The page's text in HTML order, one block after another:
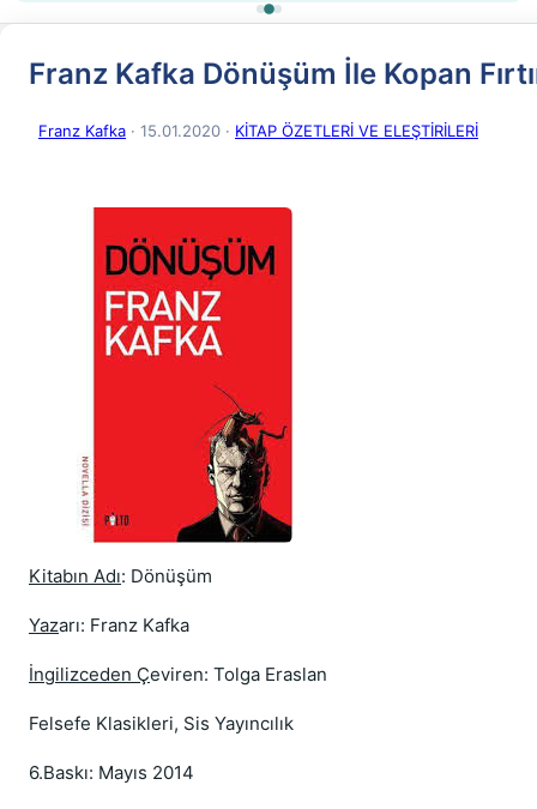
Franz Kafka Dönüşüm İle Kopan
Franz Kafka · 15.01.2020 · KİTAP ÖZETLERİ VE ELEŞTİRİLERİ
Kitabın Adı: Dönüşüm
Yazarı: Franz Kafka
İngilizceden Çeviren: Tolga Eraslan
Felsefe Klasikleri, Sis Yayıncılık
6.Baskı: Mayıs 2014